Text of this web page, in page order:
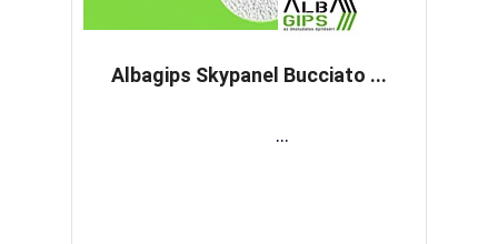
Albagips Skypanel Bucciato ...
...